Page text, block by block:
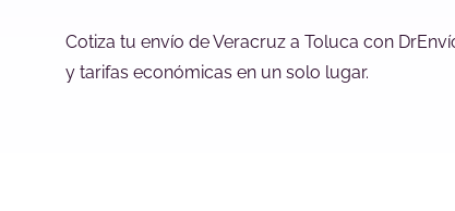
Cotiza tu envío de Veracruz a Toluca con
y tarifas económicas en un solo lugar.